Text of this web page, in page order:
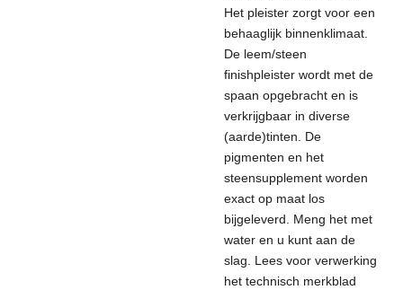
Het pleister zorgt voor een
behaaglijk binnenklimaat.
De leem/steen
finishpleister wordt met de
spaan opgebracht en is
verkrijgbaar in diverse
(aarde)tinten. De
pigmenten en het
steensupplement worden
exact op maat los
bijgeleverd. Meng het met
water en u kunt aan de
slag. Lees voor verwerking
het technisch merkblad